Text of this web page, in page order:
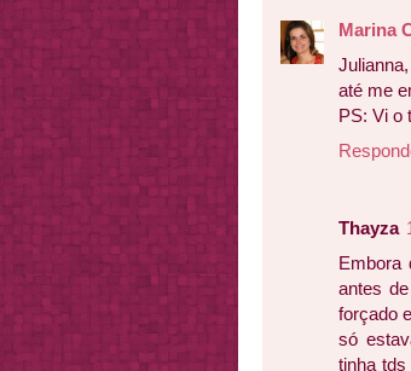
Marina
até me
PS: Vi o
Thayza
Embora
antes
forçado
só
tinha